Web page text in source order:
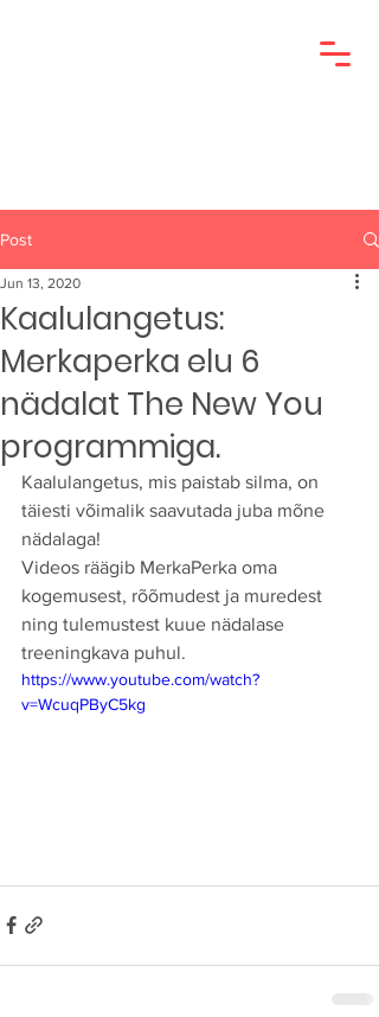
Post
Kaalulangetus:
Merkaperka elu 6
nädalat The New You
programmiga.
Jun 13, 2020
Kaalulangetus, mis paistab silma, on
täiesti võimalik saavutada juba mõne
nädalaga!
Videos räägib MerkaPerka oma
kogemusest, rõõmudest ja muredest
ning tulemustest kuue nädalase
treeningkava puhul.
https://www.youtube.com/watch?
v=WcuqPByC5kg